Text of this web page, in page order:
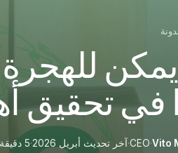
للهجرة
في تحقيق
Vito
·
CEO
·آخر تحديث أبريل 2026 ·5 دقيقة قراءة